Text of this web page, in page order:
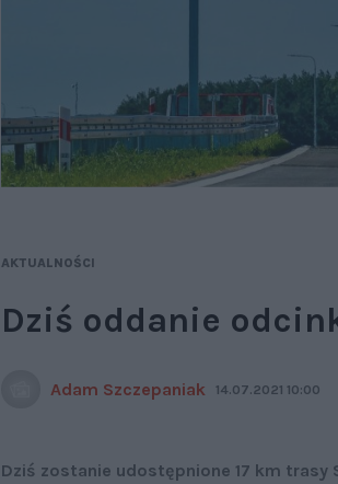
AKTUALNOŚCI
Dziś oddanie
Adam Szczepaniak 14.07.2021 10:00
Dziś zostanie udostępnione 17 km trasy